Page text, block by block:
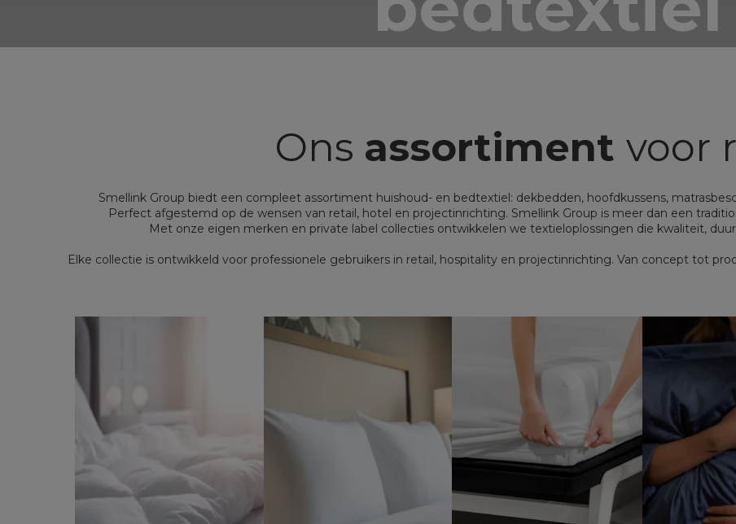
Ons assortiment voor
Smellink Group biedt een compleet assortiment huishoud- en bedtextiel: dekbedden, hoofdkussens,
Perfect afgestemd op de wensen van retail, hotel en projectinrichting. Smellink Group is meer dan een
Met onze eigen merken en private label collecties ontwikkelen we textieloplossingen die kwaliteit,
Elke collectie is ontwikkeld voor professionele gebruikers in retail, hospitality en projectinrichting. Van concept tot